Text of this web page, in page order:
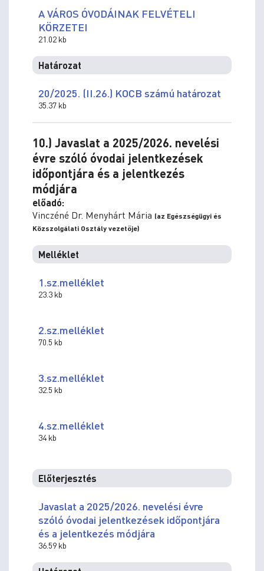
A VÁROS ÓVODÁINAK FELVÉTELI
KÖRZETEI
21.02 kb
Határozat
20/2025. (II.26.) KOCB számú határozat
35.37 kb
10.) Javaslat a 2025/2026. nevelési
évre szóló óvodai jelentkezések
időpontjára és a jelentkezés
módjára
előadó:
Vinczéné Dr. Menyhárt Mária (az Egészségügyi és
Közszolgálati Osztály vezetője)
Melléklet
1.sz.melléklet
23.3 kb
2.sz.melléklet
70.5 kb
3.sz.melléklet
32.5 kb
4.sz.melléklet
34 kb
Előterjesztés
Javaslat a 2025/2026. nevelési évre
szóló óvodai jelentkezések időpontjára
és a jelentkezés módjára
36.59 kb